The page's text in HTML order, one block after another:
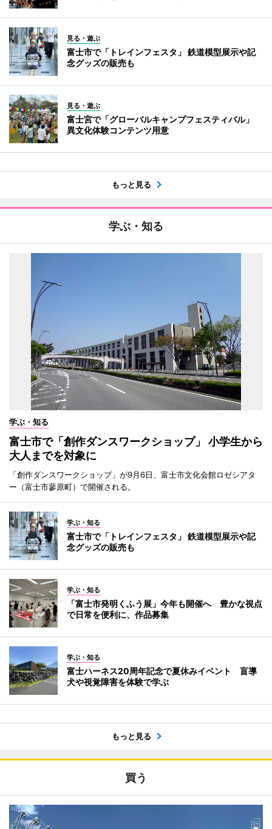
見る・遊ぶ
富士市で「トレインフェスタ」 鉄道模型展示や記
念グッズの販売も
見る・遊ぶ
富士宮で「グローバルキャンプフェスティバル」
異文化体験コンテンツ用意
もっと見る
学ぶ・知る
学ぶ・知る
富士市で「創作ダンスワークショップ」 小学生から
大人までを対象に
「創作ダンスワークショップ」が9月6日、富士市文化会館ロゼシアタ
ー（富士市蓼原町）で開催される。
学ぶ・知る
富士市で「トレインフェスタ」 鉄道模型展示や記
念グッズの販売も
学ぶ・知る
「富士市発明くふう展」今年も開催へ 豊かな視点
で日常を便利に、作品募集
学ぶ・知る
富士ハーネス20周年記念で夏休みイベント 盲導
犬や視覚障害を体験で学ぶ
もっと見る
買う